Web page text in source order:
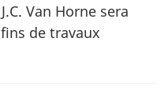
Van Horne sera
de travaux